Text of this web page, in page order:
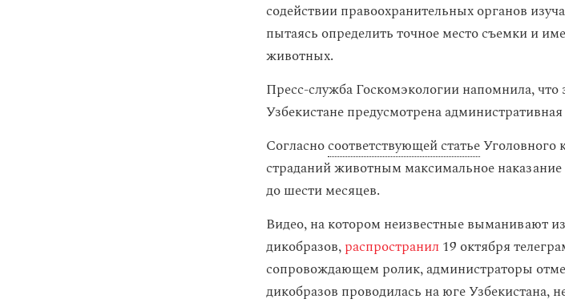
содействии правоохранительных органов
пытаясь определить точное место съемки и
животных.
Пресс-служба Госкомэкологии напомнила,
Узбекистане предусмотрена
Согласносоответствующей статьеУголовного
страданий животным максимальное
до шести месяцев.
Видео, на котором неизвестные выманивают
дикобразов,распространил 19 октября
сопровождающем ролик, администраторы
дикобразов проводилась на юге Узбекистана,